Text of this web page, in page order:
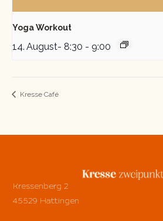
Yoga Workout
14. August- 8:30 - 9:00
Kresse Café
Kressenberg 2
45529 Hattingen